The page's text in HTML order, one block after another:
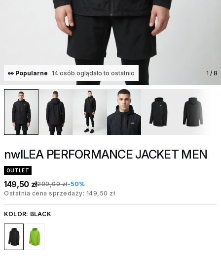
👀 Popularne 14 osób oglądało to ostatnio 1 / 8
nwlLEA PERFORMANCE JACKET MEN
OUTLET
149,50 zł299,00 zł-50%
Ostatnia cena sprzedaży: 149,50 zł
KOLOR: BLACK